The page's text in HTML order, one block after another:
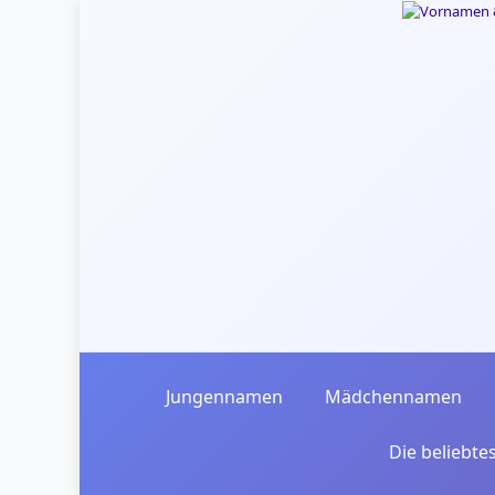
Jungennamen Mädchennamen
Die